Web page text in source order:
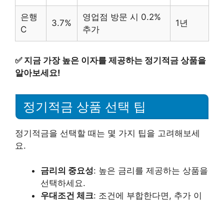
은행
C
3.7%
영업점 방문 시 0.2%
추가
1년
✅ 지금 가장 높은 이자를 제공하는 정기적금 상품을
알아보세요!
정기적금 상품 선택 팁
정기적금을 선택할 때는 몇 가지 팁을 고려해보세
요.
금리의 중요성: 높은 금리를 제공하는 상품을
선택하세요.
우대조건 체크: 조건에 부합한다면, 추가 이